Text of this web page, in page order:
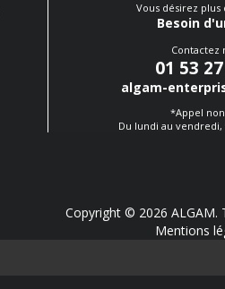
Vous désirez plus
Besoin
Contactez
01 53
algam-
*Appel
Du lundi au vendredi,
Copyright © 2026 ALGAM.
Mentions